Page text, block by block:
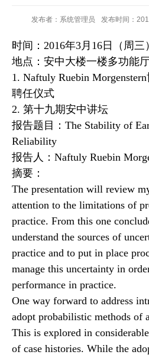
发布者：系统管理员 发布时间：
时间： 2016年3月 16 日（周三）
地点：安中大楼一楼多功能
1. Naftuly Ruebin Morgenstern
聘任仪式
2. 第十九期安中讲坛
报告题目： The Stability of
Reliability
报告人： Naftuly Ruebin
摘要：
The presentation will review
attention to the limitations of
practice. From this one
understand the sources of
practice and to put in place
manage this uncertainty in
performance in practice.
One way forward to address
adopt probabilistic methods of
This is explored in
of case histories. While the